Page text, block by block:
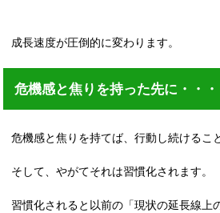
成長速度が圧倒的に変わります。
危機感と焦りを持った先に・・・
危機感と焦りを持てば、行動し続けるこ
そして、やがてそれは習慣化されます。
習慣化されると以前の「現状の延長線上